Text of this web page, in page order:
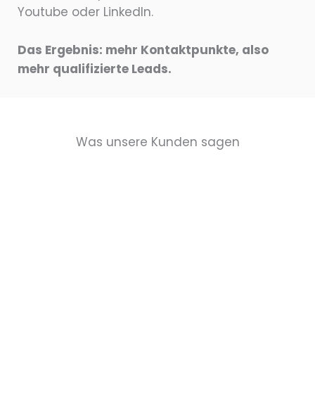
Youtube oder LinkedIn.
Das Ergebnis: mehr Kontaktpunkte, also
mehr qualifizierte Leads.
Was unsere Kunden sagen